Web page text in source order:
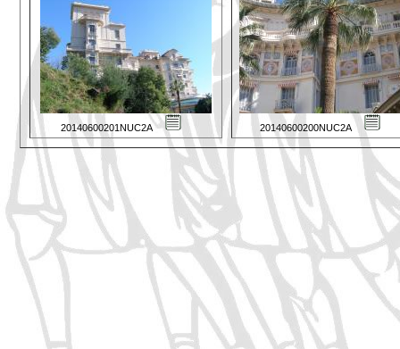
20140600201NUC2A 20140600200NUC2A